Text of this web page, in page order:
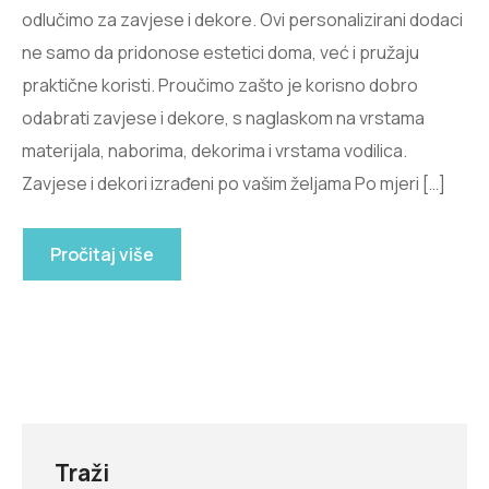
odlučimo za zavjese i dekore. Ovi personalizirani dodaci
ne samo da pridonose estetici doma, već i pružaju
praktične koristi. Proučimo zašto je korisno dobro
odabrati zavjese i dekore, s naglaskom na vrstama
materijala, naborima, dekorima i vrstama vodilica.
Zavjese i dekori izrađeni po vašim željama Po mjeri […]
Pročitaj više
Traži